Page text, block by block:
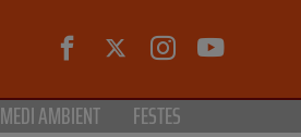
MEDI AMBIENT FESTES